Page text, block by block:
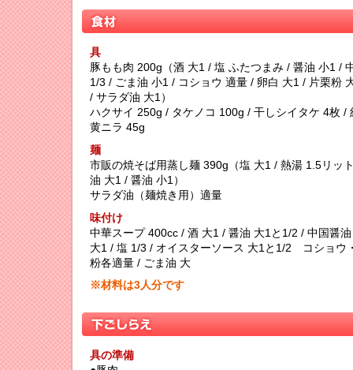
具
豚もも肉 200g（酒 大1 / 塩 ふたつまみ / 醤油 小1 /
1/3 / ごま油 小1 / コショウ 適量 / 卵白 大1 / 片栗粉
/ サラダ油 大1）
ハクサイ 250g / タケノコ 100g / 干しシイタケ 4枚 /
黄ニラ 45g
麺
市販の焼そば用蒸し麺 390g（塩 大1 / 熱湯 1.5リッ
油 大1 / 醤油 小1）
サラダ油（麺焼き用）適量
味付け
中華スープ 400cc / 酒 大1 / 醤油 大1と1/2 / 中国醤
大1 / 塩 1/3 / オイスターソース 大1と1/2 コショウ
粉各適量 / ごま油 大
※材料は3人分です
具の準備